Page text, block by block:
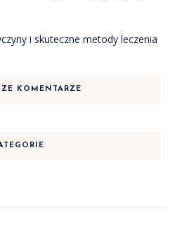
i skuteczne metody leczenia
KOMENTARZE